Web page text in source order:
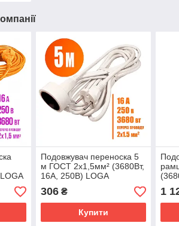
Подовжувач переноска 5
м ГОСТ 2х1,5мм² (3680Вт,
16А, 250В) LOGA
306₴
Купити
1